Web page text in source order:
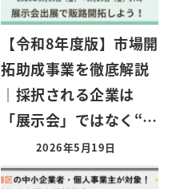
【令和8年度版】市場開
拓助成事業を徹底解説
｜採択される企業は
「展示会」ではなく“…
2026年5月19日